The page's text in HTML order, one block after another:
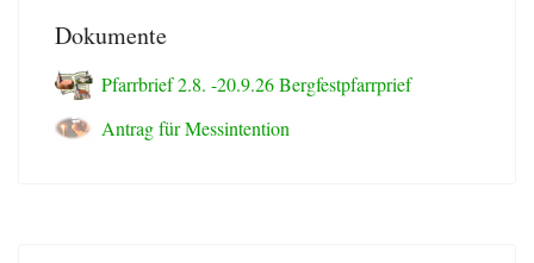
Dokumente
Pfarrbrief 2.8. -20.9.26 Bergfestpfarrprief
Antrag für Messintention